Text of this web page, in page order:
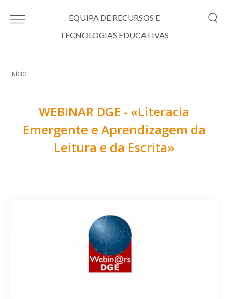
EQUIPA DE RECURSOS E
TECNOLOGIAS EDUCATIVAS
INÍCIO
WEBINAR DGE - «Literacia
Emergente e Aprendizagem da
Leitura e da Escrita»